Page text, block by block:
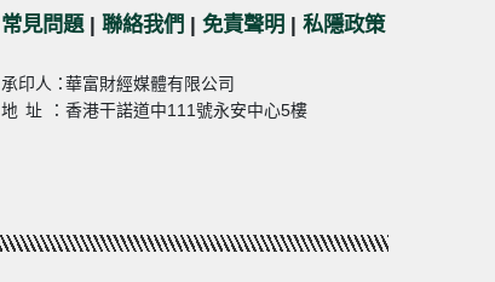
常見問題 | 聯絡我們 | 免責聲明 | 私隱政策
承印人：華富財經媒體有限公司
地址：香港干諾道中111號永安中心5樓